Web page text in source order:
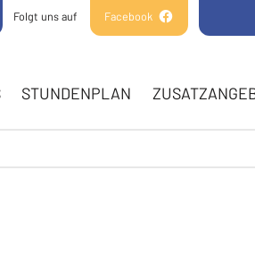
Folgt uns auf Facebook
STUNDENPLAN